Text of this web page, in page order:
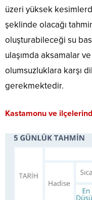
üzeri yüksek
şeklinde olacağı
oluşturabileceği su
ulaşımda aksamalar
olumsuzluklara karşı
gerekmektedir.
Kastamonu ve